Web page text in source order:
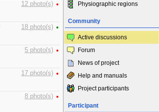
12 photo(s) •
18 photo(s) •
5 photo(s) •
17 photo(s) •
8 photo(s) •
Physiographic regions
Community
Active discussions
Forum
News of project
Help and manuals
Project participants
Participant